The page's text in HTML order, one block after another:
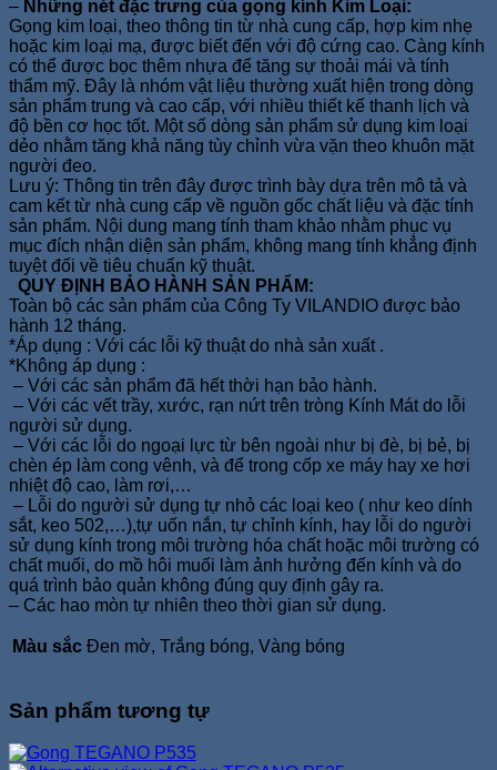
– Những nét đặc trưng của gọng kính Kim Loại:
Gọng kim loại, theo thông tin từ nhà cung cấp, hợp kim nhẹ
hoặc kim loại mạ, được biết đến với độ cứng cao. Càng kính
có thể được bọc thêm nhựa để tăng sự thoải mái và tính
thẩm mỹ. Đây là nhóm vật liệu thường xuất hiện trong dòng
sản phẩm trung và cao cấp, với nhiều thiết kế thanh lịch và
độ bền cơ học tốt. Một số dòng sản phẩm sử dụng kim loại
dẻo nhằm tăng khả năng tùy chỉnh vừa vặn theo khuôn mặt
người đeo.
Lưu ý: Thông tin trên đây được trình bày dựa trên mô tả và
cam kết từ nhà cung cấp về nguồn gốc chất liệu và đặc tính
sản phẩm. Nội dung mang tính tham khảo nhằm phục vụ
mục đích nhận diện sản phẩm, không mang tính khẳng định
tuyệt đối về tiêu chuẩn kỹ thuật.
QUY ĐỊNH BẢO HÀNH SẢN PHẨM:
Toàn bộ các sản phẩm của Công Ty VILANDIO được bảo
hành 12 tháng.
*Áp dụng : Với các lỗi kỹ thuật do nhà sản xuất .
*Không áp dụng :
– Với các sản phẩm đã hết thời hạn bảo hành.
– Với các vết trầy, xước, rạn nứt trên tròng Kính Mát do lỗi
người sử dụng.
– Với các lỗi do ngoại lực từ bên ngoài như bị đè, bị bẻ, bị
chèn ép làm cong vênh, và để trong cốp xe máy hay xe hơi
nhiệt độ cao, làm rơi,…
– Lỗi do người sử dụng tự nhỏ các loại keo ( như keo dính
sắt, keo 502,…),tự uốn nắn, tự chỉnh kính, hay lỗi do người
sử dụng kính trong môi trường hóa chất hoặc môi trường có
chất muối, do mồ hôi muối làm ảnh hưởng đến kính và do
quá trình bảo quản không đúng quy định gây ra.
– Các hao mòn tự nhiên theo thời gian sử dụng.
Màu sắc Đen mờ, Trắng bóng, Vàng bóng
Sản phẩm tương tự